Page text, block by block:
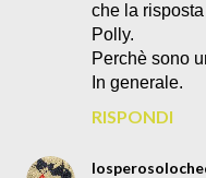
che la
Polly.
Perchè sono
In generale.
RISPONDI